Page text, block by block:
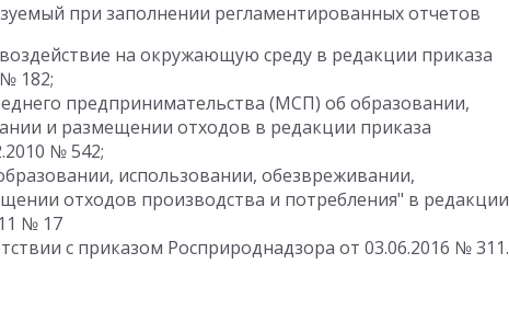
при заполнении регламентированных отчетов
на окружающую среду в редакции приказа
182;
предпринимательства (МСП) об образовании,
и размещении отходов в редакции приказа
№ 542;
использовании, обезвреживании,
отходов производства и потребления" в редакции
№ 17
с приказом Росприроднадзора от 03.06.2016 № 311.